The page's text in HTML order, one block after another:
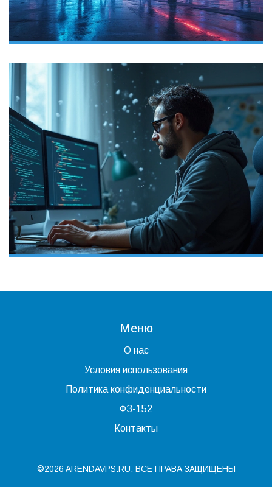
Меню
О нас
Условия использования
Политика конфиденциальности
ФЗ-152
Контакты
©2026 ARENDAVPS.RU. ВСЕ ПРАВА ЗАЩИЩЕНЫ